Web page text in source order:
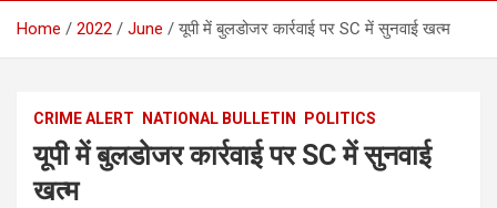
Home 2022 June यूपी में बुलडोजर कार्रवाई पर SC में सुनवाई खत्म
CRIME ALERT NATIONAL BULLETIN POLITICS
यूपी में बुलडोजर कार्रवाई पर SC में सुनवाई
खत्म